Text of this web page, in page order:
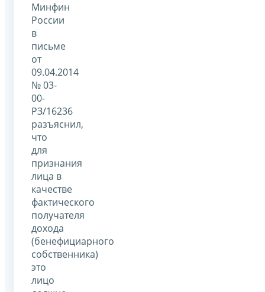
Минфин
России
в
письме
от
09.04.2014
№ 03-
00-
РЗ/16236
разъяснил,
что
для
признания
лица в
качестве
фактического
получателя
дохода
(бенефициарного
собственника)
это
лицо